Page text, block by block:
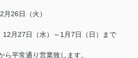
26日（火）
月27日（水）～1月7日（日）まで
ら平常通り営業致します。